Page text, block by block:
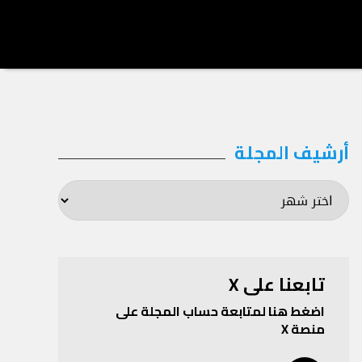
أرشيف المجلة
المجلة
تابعنا على X
اضغط هنا لمتابعة حساب المجلة على
منصة X